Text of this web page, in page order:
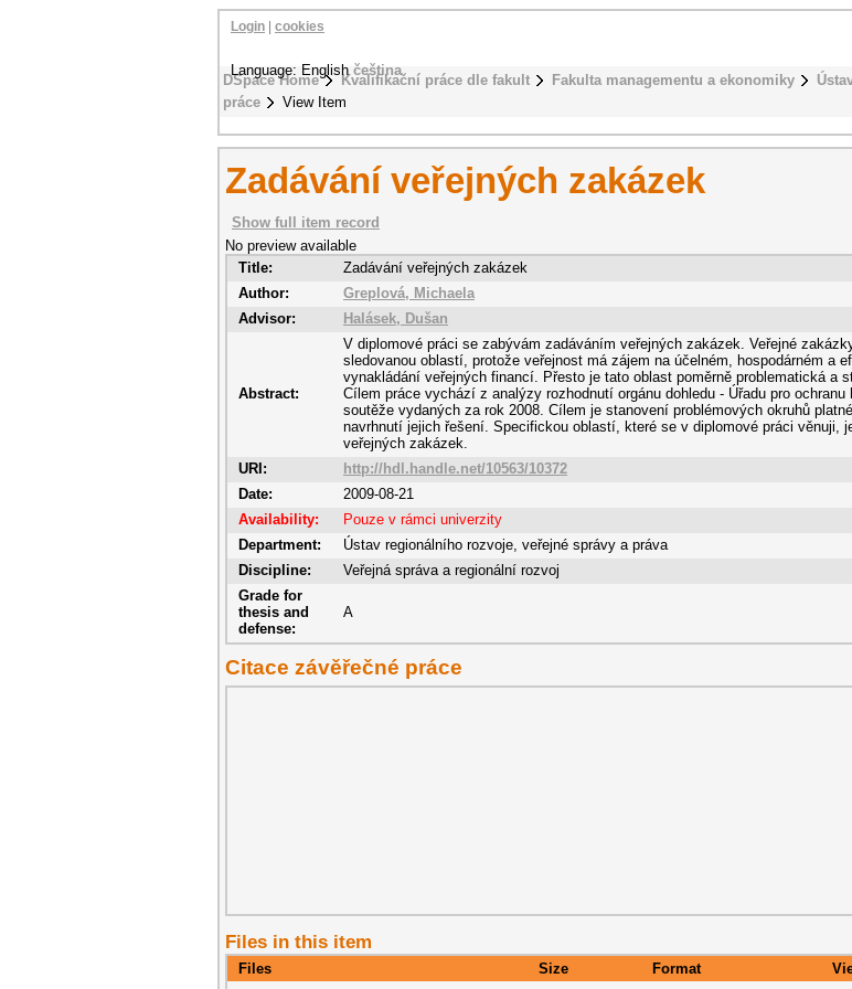
DSpace Home Kvalifikační práce dle fakult Fakulta managementu a ekonomiky
práce
View Item
Login cookies
Language: Englishčeština
Zadávání veřejných zakázek
Show full item record
No preview available
Title:
Zadávání veřejných zakázek
Author:
Greplová, Michaela
Advisor:
Halásek, Dušan
Abstract:
V diplomové práci se zabývám zadáváním veřejných zakázek. Veřejné
sledovanou oblastí, protože veřejnost má zájem na účelném, hospodárném a
vynakládání veřejných financí. Přesto je tato oblast poměrně problematická a
Cílem práce vychází z analýzy rozhodnutí orgánu dohledu - Úřadu pro ochranu
soutěže vydaných za rok 2008. Cílem je stanovení problémových okruhů
navrhnutí jejich řešení. Specifickou oblastí, které se v diplomové práci věnuji,
veřejných zakázek.
URI:
http://hdl.handle.net/10563/10372
Date:
2009-08-21
Availability:
Pouze v rámci univerzity
Department:
Ústav regionálního rozvoje, veřejné správy a práva
Discipline:
Veřejná správa a regionální rozvoj
Grade for
thesis and
defense:
A
Citace závěřečné práce
Files in this item
Files Size Format